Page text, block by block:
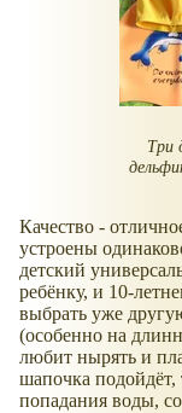
Три
Качество -
устроены
детский
ребёнку, и 10-
выбрать уже
(особенно на
любит нырять и
шапочка
попадания воды,